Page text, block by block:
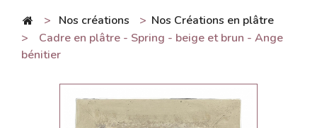
> Nos créations > Nos Créations en plâtre
>
Cadre en plâtre - Spring - beige et brun - Ange
bénitier